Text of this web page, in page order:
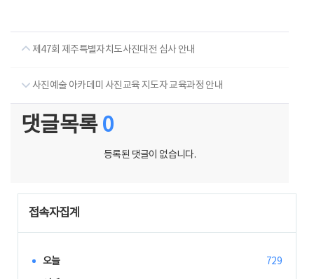
제47회 제주특별자치도사진대전 심사 안내
사진예술 아카데미 사진교육 지도자 교육과정 안내
댓글목록 0
등록된 댓글이 없습니다.
접속자집계
오늘
729